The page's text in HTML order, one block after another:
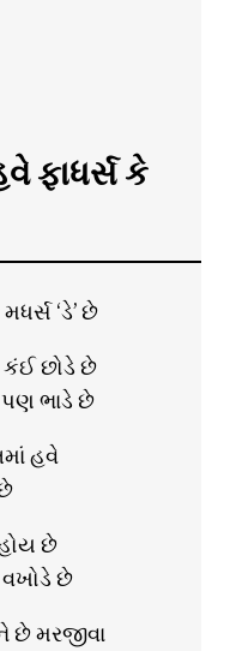
ફાધર્સ કે
‘ડે’ છે
કંઈ છોડે છે
ભાડે છે
હવે
છે
વખોડે છે
મરજીવા